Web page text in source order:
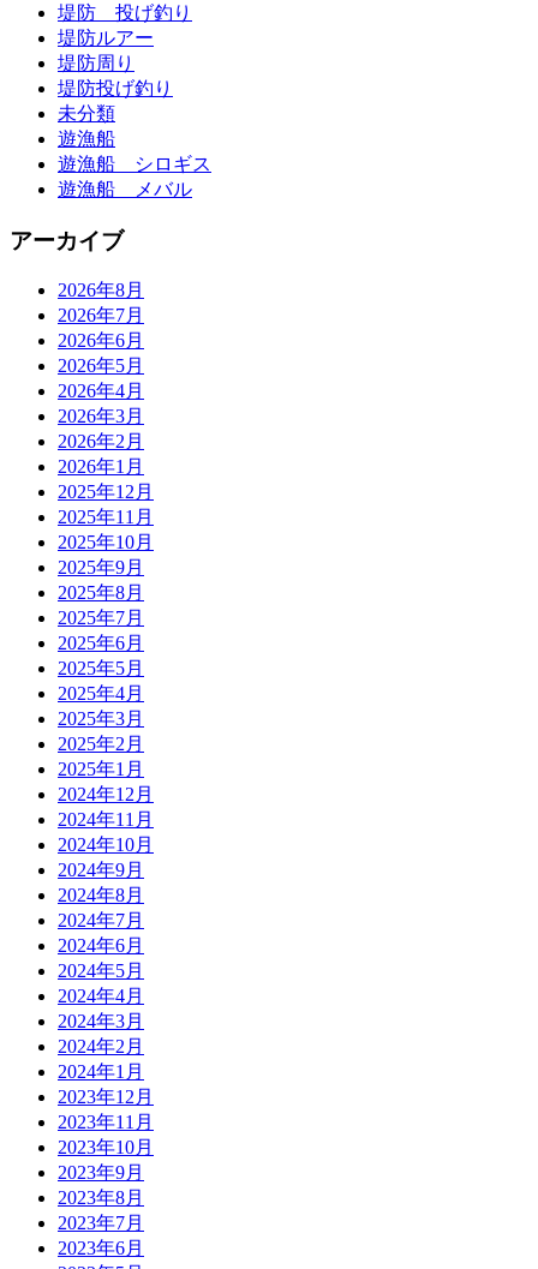
堤防 投げ釣り
堤防ルアー
堤防周り
堤防投げ釣り
未分類
遊漁船
遊漁船 シロギス
遊漁船 メバル
アーカイブ
2026年8月
2026年7月
2026年6月
2026年5月
2026年4月
2026年3月
2026年2月
2026年1月
2025年12月
2025年11月
2025年10月
2025年9月
2025年8月
2025年7月
2025年6月
2025年5月
2025年4月
2025年3月
2025年2月
2025年1月
2024年12月
2024年11月
2024年10月
2024年9月
2024年8月
2024年7月
2024年6月
2024年5月
2024年4月
2024年3月
2024年2月
2024年1月
2023年12月
2023年11月
2023年10月
2023年9月
2023年8月
2023年7月
2023年6月